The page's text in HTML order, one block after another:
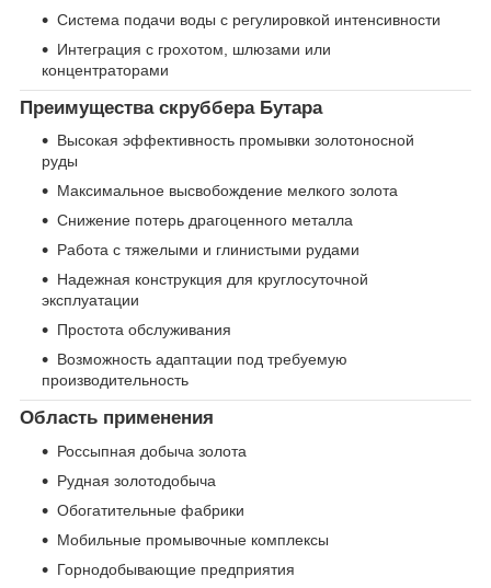
Система подачи воды с регулировкой интенсивности
Интеграция с грохотом, шлюзами или
концентраторами
Преимущества скруббера Бутара
Высокая эффективность промывки золотоносной
руды
Максимальное высвобождение мелкого золота
Снижение потерь драгоценного металла
Работа с тяжелыми и глинистыми рудами
Надежная конструкция для круглосуточной
эксплуатации
Простота обслуживания
Возможность адаптации под требуемую
производительность
Область применения
Россыпная добыча золота
Рудная золотодобыча
Обогатительные фабрики
Мобильные промывочные комплексы
Горнодобывающие предприятия